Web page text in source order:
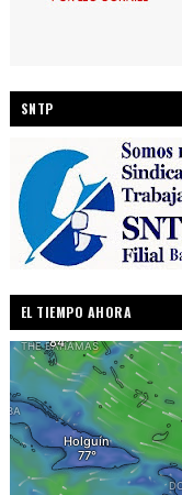
SNTP
EL TIEMPO AHORA